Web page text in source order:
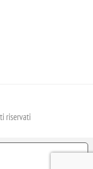
riservati
ALLA